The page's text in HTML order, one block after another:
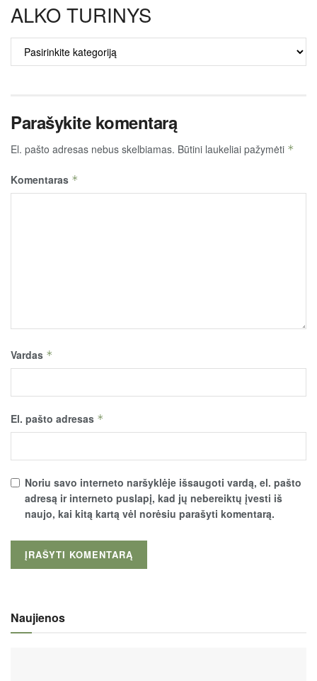
ALKO TURINYS
TURINYS
Parašykite komentarą
El. pašto adresas nebus skelbiamas. Būtini laukeliai pažymėti *
Komentaras *
Vardas *
El. pašto adresas *
Noriu savo interneto naršyklėje išsaugoti vardą, el. pašto
adresą ir interneto puslapį, kad jų nebereiktų įvesti iš
naujo, kai kitą kartą vėl norėsiu parašyti komentarą.
Naujienos